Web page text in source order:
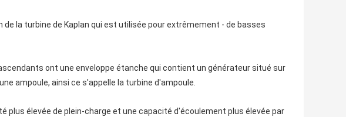
la turbine de Kaplan qui est utilisée pour extrêmement - de basses
ont une enveloppe étanche qui contient un générateur situé sur
ampoule, ainsi ce s'appelle la turbine d'ampoule.
plus élevée de plein-charge et une capacité d'écoulement plus élevée par